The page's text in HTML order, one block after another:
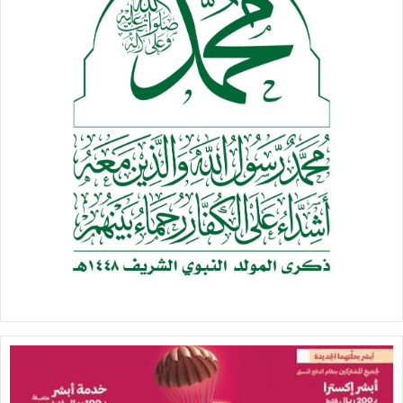
الاقتصادية الصعبة والتي مر بها الوطن منذ سنوات.
وفي كلمة أبناء المديرية التي ألقاها محمد إبراهيم قال فيها: حين
غير الشعب اليمني من نفسه إلى الأفضل استطاع أن يغير الواقع
اليمني ويقف أمام الفساد والمفسدين.. هذا ما لم يرضى به أعداء
اليمن فقاموا بعدوان غاشم وظالم.
وأضاف: إن خروج الجماهير الغفيرة إلى المهرجان تأييدا للخيارات
الاستراتيجية دليل على الاهتمام والشعور بالمسؤولية وتحملها،
في وقت الشعوب الأخرى شعوب خانعة وراضية أن تكون ضعيفة
ومهانة من قبل حكامها الظالمين.
وأكد محمد إبراهيم على ضرورة استمرارية الاهتمام وعدم التكاسل
لمواجهة العدوان، فإذا لم يهتم الشعب اليمني لأنفسهم
وقضيتهم سيصل حالهم إلى أسوأ حالات ويلحقهم العقاب من الله
لمرحلة الخيارات الاستراتيجية مهما كان الثمن الذي سيدفع مقابل
الحرية والكرامة والسيادة الوطنية.. ومهما كانت الخسائر لن تساوي
شيء أمام استعادة السيادة الوطنية والحصول على الحرية